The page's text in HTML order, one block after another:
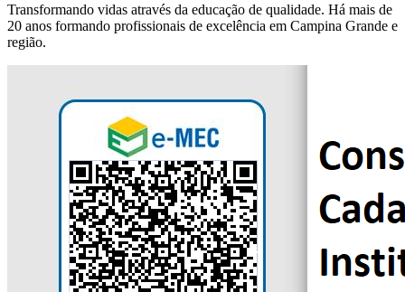
Transformando vidas através da educação de qualidade. Há mais de
20 anos formando profissionais de excelência em Campina Grande e
região.